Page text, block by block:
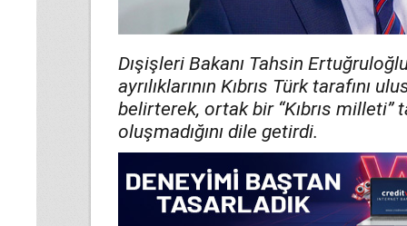
Dışişleri Bakanı Tahsin
ayrılıklarının Kıbrıs Türk tarafını
belirterek, ortak bir “Kıbrıs milleti”
oluşmadığını dile getirdi.